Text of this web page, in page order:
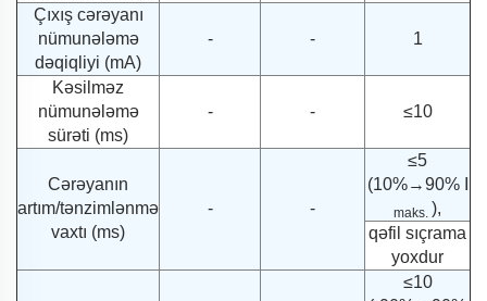
Çıxış cərəyanı
nümunələmə
dəqiqliyi (mA)
- - 1
Kəsilməz
nümunələmə
sürəti (ms)
- - ≤10
Cərəyanın
artım/tənzimlənmə
vaxtı (ms)
- -
≤5
(10%→90% I
maks. ),
qəfil sıçrama
yoxdur
≤10